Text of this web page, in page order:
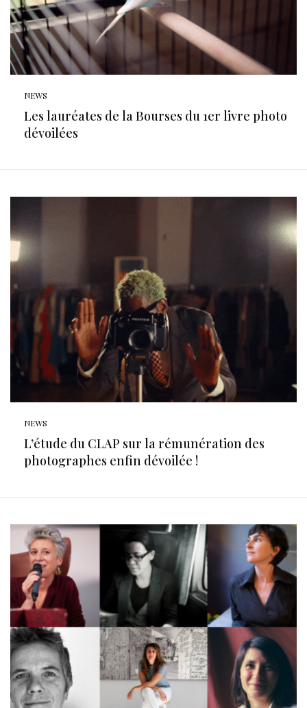
NEWS
Les lauréates de la Bourses du 1er livre photo
dévoilées
NEWS
L’étude du CLAP sur la rémunération des
photographes enfin dévoilée !